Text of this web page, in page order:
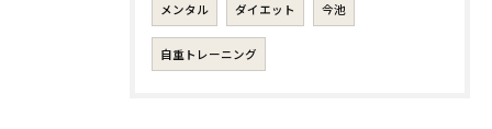
メンタル ダイエット 今池
自重トレーニング